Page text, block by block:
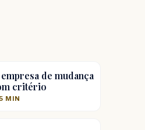
de mudança
critério
MIN